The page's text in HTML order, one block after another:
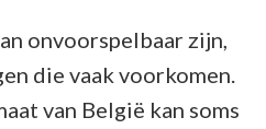
onvoorspelbaar zijn,
die vaak voorkomen.
van België kan soms